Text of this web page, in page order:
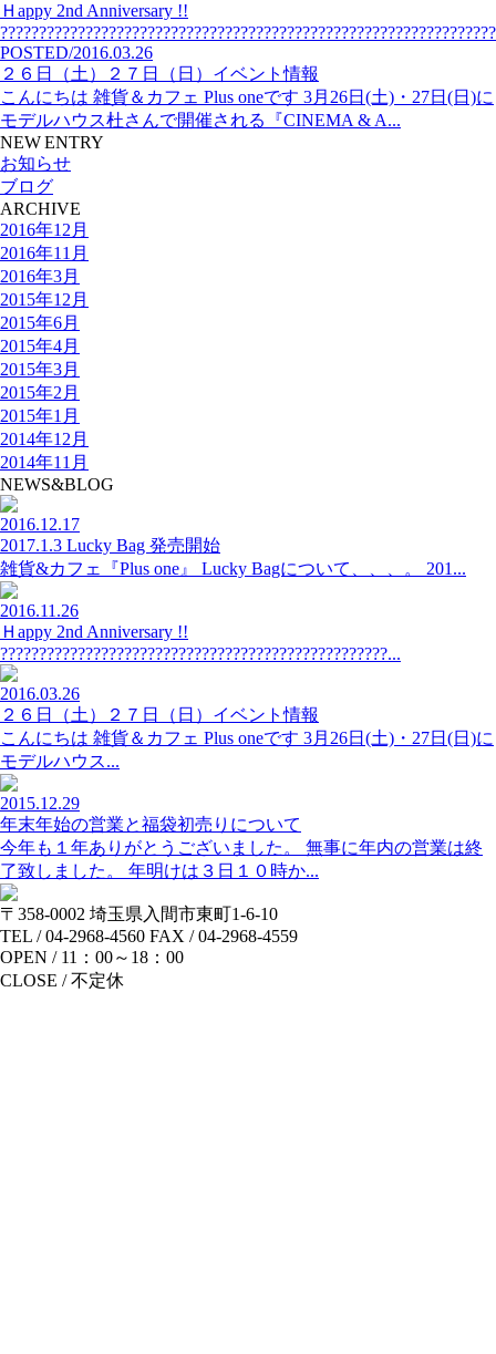
Ｈappy 2nd Anniversary !!
POSTED/2016.03.26
２６日（土）２７日（日）イベント情報
こんにちは 雑貨＆カフェ Plus oneです 3月26日(土)・27日(日)に
モデルハウス杜さんで開催される『CINEMA & A...
NEW ENTRY
お知らせ
ブログ
ARCHIVE
2016年12月
2016年11月
2016年3月
2015年12月
2015年6月
2015年4月
2015年3月
2015年2月
2015年1月
2014年12月
2014年11月
NEWS&BLOG
2016.12.17
2017.1.3 Lucky Bag 発売開始
雑貨&カフェ『Plus one』 Lucky Bagについて、、、。 201...
2016.11.26
Ｈappy 2nd Anniversary !!
??????????????????????????????????????????????????...
2016.03.26
２６日（土）２７日（日）イベント情報
こんにちは 雑貨＆カフェ Plus oneです 3月26日(土)・27日(日)に
モデルハウス...
2015.12.29
年末年始の営業と福袋初売りについて
今年も１年ありがとうございました。 無事に年内の営業は終
了致しました。 年明けは３日１０時か...
〒358-0002 埼玉県入間市東町1-6-10
TEL / 04-2968-4560 FAX / 04-2968-4559
OPEN / 11：00～18：00
CLOSE / 不定休